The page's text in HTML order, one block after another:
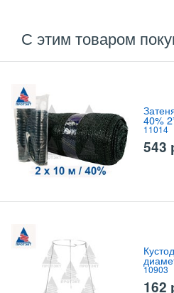
С этим товаром
40%
11014
543
10903
162